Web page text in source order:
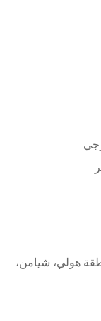
منطقة هولي، شيامن،